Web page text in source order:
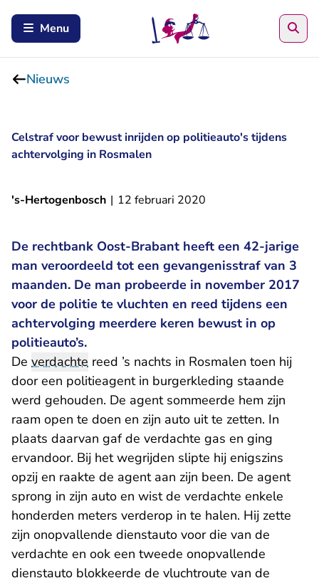
Menu
Nieuws
Celstraf voor bewust inrijden op politieauto's tijdens
achtervolging in Rosmalen
's-Hertogenbosch | 12 februari 2020
De rechtbank Oost-Brabant heeft een 42-jarige
man veroordeeld tot een gevangenisstraf van 3
maanden. De man probeerde in november 2017
voor de politie te vluchten en reed tijdens een
achtervolging meerdere keren bewust in op
politieauto’s.
De verdachte reed ’s nachts in Rosmalen toen hij
door een politieagent in burgerkleding staande
werd gehouden. De agent sommeerde hem zijn
raam open te doen en zijn auto uit te zetten. In
plaats daarvan gaf de verdachte gas en ging
ervandoor. Bij het wegrijden slipte hij enigszins
opzij en raakte de agent aan zijn been. De agent
sprong in zijn auto en wist de verdachte enkele
honderden meters verderop in te halen. Hij zette
zijn onopvallende dienstauto voor die van de
verdachte en ook een tweede onopvallende
dienstauto blokkeerde de vluchtroute van de